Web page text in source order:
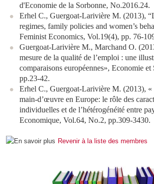
d'Economie de la Sorbonne, No.2016.24.
Erhel C., Guergoat-Larivière M. (2013),
regimes, family policies and women’s
Feminist Economics, Vol.19(4), pp. 76-
Guergoat-Larivière M., Marchand O.
mesure de la qualité de l’emploi : une
comparaisons européennes», Economie
pp.23-42.
Erhel C., Guergoat-Larivière M. (2013),
main-d’œuvre en Europe: le rôle des
individuelles et de l’hétérogénéité entre
Economique, Vol.64, No.2, pp.309-3430.
Revenir à la liste des membres